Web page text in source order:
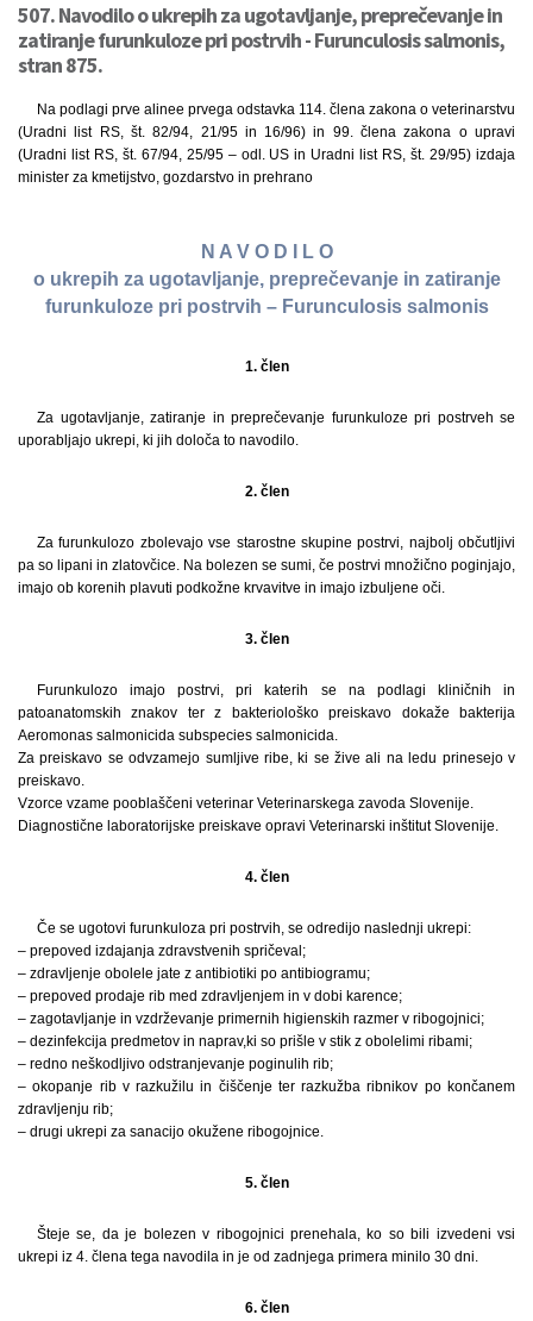
507. Navodilo o ukrepih za ugotavljanje, preprečevanje in
zatiranje furunkuloze pri postrvih - Furunculosis salmonis,
stran 875.
Na podlagi prve alinee prvega odstavka 114. člena zakona o veterinarstvu
(Uradni list RS, št. 82/94, 21/95 in 16/96) in 99. člena zakona o upravi
(Uradni list RS, št. 67/94, 25/95 – odl. US in Uradni list RS, št. 29/95) izdaja
minister za kmetijstvo, gozdarstvo in prehrano
N A V O D I L O
o ukrepih za ugotavljanje, preprečevanje in zatiranje
furunkuloze pri postrvih – Furunculosis salmonis
1. člen
Za ugotavljanje, zatiranje in preprečevanje furunkuloze pri postrveh se
uporabljajo ukrepi, ki jih določa to navodilo.
2. člen
Za furunkulozo zbolevajo vse starostne skupine postrvi, najbolj občutljivi
pa so lipani in zlatovčice. Na bolezen se sumi, če postrvi množično poginjajo,
imajo ob korenih plavuti podkožne krvavitve in imajo izbuljene oči.
3. člen
Furunkulozo imajo postrvi, pri katerih se na podlagi kliničnih in
patoanatomskih znakov ter z bakteriološko preiskavo dokaže bakterija
Aeromonas salmonicida subspecies salmonicida.
Za preiskavo se odvzamejo sumljive ribe, ki se žive ali na ledu prinesejo v
preiskavo.
Vzorce vzame pooblaščeni veterinar Veterinarskega zavoda Slovenije.
Diagnostične laboratorijske preiskave opravi Veterinarski inštitut Slovenije.
4. člen
Če se ugotovi furunkuloza pri postrvih, se odredijo naslednji ukrepi:
– prepoved izdajanja zdravstvenih spričeval;
– zdravljenje obolele jate z antibiotiki po antibiogramu;
– prepoved prodaje rib med zdravljenjem in v dobi karence;
– zagotavljanje in vzdrževanje primernih higienskih razmer v ribogojnici;
– dezinfekcija predmetov in naprav,ki so prišle v stik z obolelimi ribami;
– redno neškodljivo odstranjevanje poginulih rib;
– okopanje rib v razkužilu in čiščenje ter razkužba ribnikov po končanem
zdravljenju rib;
– drugi ukrepi za sanacijo okužene ribogojnice.
5. člen
Šteje se, da je bolezen v ribogojnici prenehala, ko so bili izvedeni vsi
ukrepi iz 4. člena tega navodila in je od zadnjega primera minilo 30 dni.
6. člen